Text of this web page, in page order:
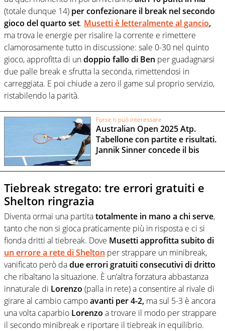
(totale dunque 14) per confezionare il break nel secondo
gioco del quarto set. Musetti è letteralmente al gancio,
ma trova le energie per risalire la corrente e rimettere
clamorosamente tutto in discussione: sale 0-30 nel quinto
gioco, approfitta di undoppio fallo di Ben per guadagnarsi
due palle break e sfrutta la seconda, rimettendosi in
carreggiata. E poi chiude a zero il game sul proprio servizio,
ristabilendo la parità.
Forse ti può interessare
Australian Open 2025 Atp.
Tabellone con partite e risultati.
Jannik Sinner concede il bis
Tiebreak stregato: tre errori gratuiti e
Shelton ringrazia
Diventa ormai una partitatotalmente in mano a chi serve,
tanto che non si gioca praticamente più in risposta e ci si
fionda dritti al tiebreak. Dove Musettiapprofitta subito di
un errore a rete di Shelton per strappare un minibreak,
vanificato però dadue errori gratuiti consecutivi di dritto
che ribaltano la situazione. È un’altra forzatura abbastanza
innaturale di Lorenzo (palla in rete) a consentire al rivale di
girare al cambio campoavanti per 4-2, ma sul 5-3 è ancora
una volta caparbio Lorenzo a trovare il modo per strappare
il secondo minibreak e riportare il tiebreak in equilibrio.